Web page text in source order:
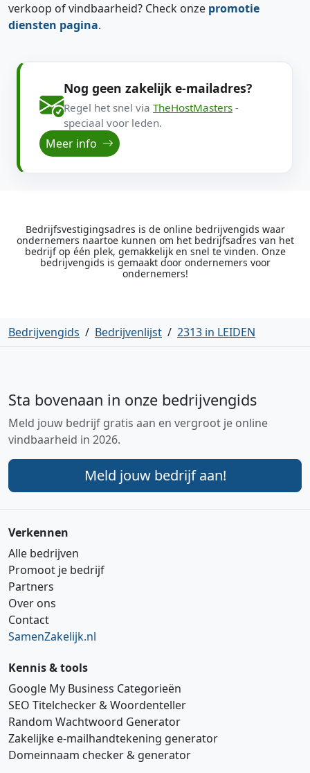
verkoop of vindbaarheid? Check onze promotie
diensten pagina.
Nog geen zakelijk e-mailadres?
Regel het snel via TheHostMasters -
speciaal voor leden.
Meer info
Bedrijfsvestigingsadres is de online bedrijvengids waar
ondernemers naartoe kunnen om het bedrijfsadres van het
bedrijf op één plek, gemakkelijk en snel te vinden. Onze
bedrijvengids is gemaakt door ondernemers voor
ondernemers!
Bedrijvengids / Bedrijvenlijst / 2313 in LEIDEN
Sta bovenaan in onze bedrijvengids
Meld jouw bedrijf gratis aan en vergroot je online
vindbaarheid in 2026.
Meld jouw bedrijf aan!
Verkennen
Alle bedrijven
Promoot je bedrijf
Partners
Over ons
Contact
SamenZakelijk.nl
Kennis & tools
Google My Business Categorieën
SEO Titelchecker & Woordenteller
Random Wachtwoord Generator
Zakelijke e‑mailhandtekening generator
Domeinnaam checker & generator